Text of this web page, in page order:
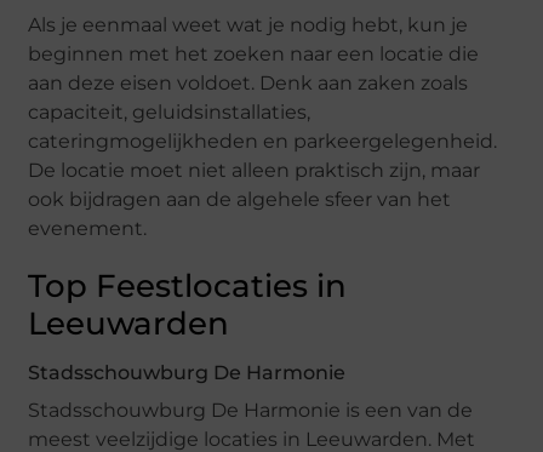
Als je eenmaal weet wat je nodig hebt, kun je
beginnen met het zoeken naar een locatie die
aan deze eisen voldoet. Denk aan zaken zoals
capaciteit, geluidsinstallaties,
cateringmogelijkheden en parkeergelegenheid.
De locatie moet niet alleen praktisch zijn, maar
ook bijdragen aan de algehele sfeer van het
evenement.
Top Feestlocaties in
Leeuwarden
Stadsschouwburg De Harmonie
Stadsschouwburg De Harmonie is een van de
meest veelzijdige locaties in Leeuwarden. Met